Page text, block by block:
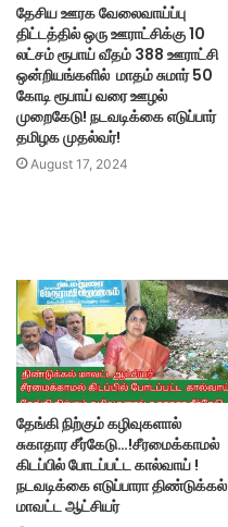
தேசிய ஊரக வேலைவாய்ப்பு
திட்டத்தில் ஒரு ஊராட்சிக்கு 10
லட்சம் ரூபாய் வீதம் 388 ஊராட்சி
ஒன்றியங்களில் மாதம் சுமார் 50
கோடி ரூபாய் வரை ஊழல்
முறைகேடு! நடவடிக்கை எடுப்பார்
தமிழக முதல்வர்!
August 17, 2024
தேங்கி நிற்கும் கழிவுகளால்
சுகாதார சீர்கேடு…!சீரமைக்காமல்
கிடப்பில் போடப்பட்ட கால்வாய் !
நடவடிக்கை எடுப்பாரா திண்டுக்கல்
மாவட்ட ஆட்சியர்